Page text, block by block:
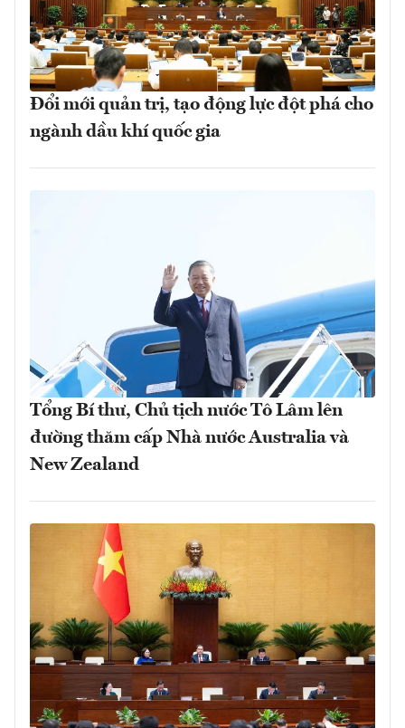
Đổi mới quản trị, tạo động lực đột phá cho
ngành dầu khí quốc gia
Tổng Bí thư, Chủ tịch nước Tô Lâm lên
đường thăm cấp Nhà nước Australia và
New Zealand